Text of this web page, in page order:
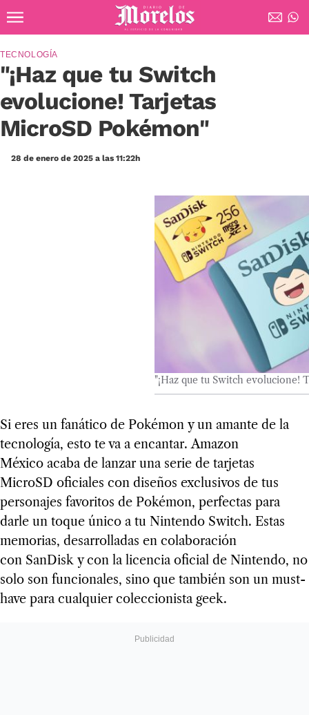
Diario de Morelos
"¡Haz que tu Switch
evolucione! Tarjetas
MicroSD Pokémon"
TECNOLOGÍA
28 de enero de 2025 a las 11:22h
"¡Haz que tu Switch evolucione!
Si eres un fanático de Pokémon y un amante de la
tecnología, esto te va a encantar. Amazon
México acaba de lanzar una serie de tarjetas
MicroSD oficiales con diseños exclusivos de tus
personajes favoritos de Pokémon, perfectas para
darle un toque único a tu Nintendo Switch. Estas
memorias, desarrolladas en colaboración
con SanDisk y con la licencia oficial de Nintendo, no
solo son funcionales, sino que también son un must-
have para cualquier coleccionista geek.